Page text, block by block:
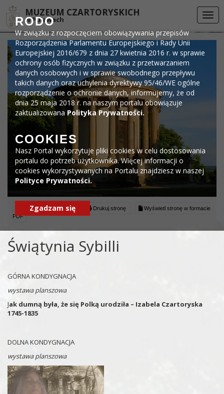
DEKLARACJA DOSTĘPNOŚCI
MUZEUM CZARTORYSKICH
w Puławach
Czytaj artykuł (lektor) Drukuj stronę
Wyświetl stronę w formacie
PDF
Świątynia Sybilli
GÓRNA KONDYGNACJA
wystawa planszowa
Jak dumną była, że się Polką urodziła – Izabela Czartoryska
1745-1835
DOLNA KONDYGNACJA
wystawa planszowa
RODO
W związku z rozpoczęciem obowiązywania przepisów
Rozporządzenia Parlamentu Europejskiego i Rady Unii
Europejskiej 2016/679 z dnia 27 kwietnia 2016 r. w sprawie
ochrony osób fizycznych w związku z przetwarzaniem
danych osobowych i w sprawie swobodnego przepływu
takich danych oraz uchylenia dyrektywy 95/46/WE ogólne
rozporządzenie o ochronie danych, informujemy, że od
dnia 25 maja 2018 r. na naszym portalu obowiązuje
zaktualizowana Polityka Prywatności.
COOKIES
Nasz Portal wykorzytuje pliki cookies w celu dostosowania
portalu do potrzeb użytkownika. Więcej informacji o
cookies wykorzystywanych na Portalu znajdziesz w naszej
Polityce Prywatności.
Zgadzam się